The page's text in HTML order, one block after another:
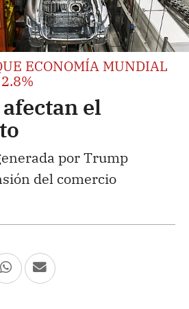
ECONOMÍA MUNDIAL
el
por Trump
del comercio